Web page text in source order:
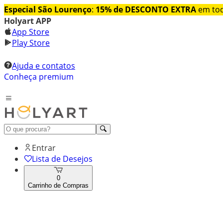
Especial São Lourenço: 15% de DESCONTO EXTRA em
Holyart APP
App Store
Play Store
Ajuda e contatos
Conheça premium
Entrar
Lista de Desejos
0
Carrinho de Compras